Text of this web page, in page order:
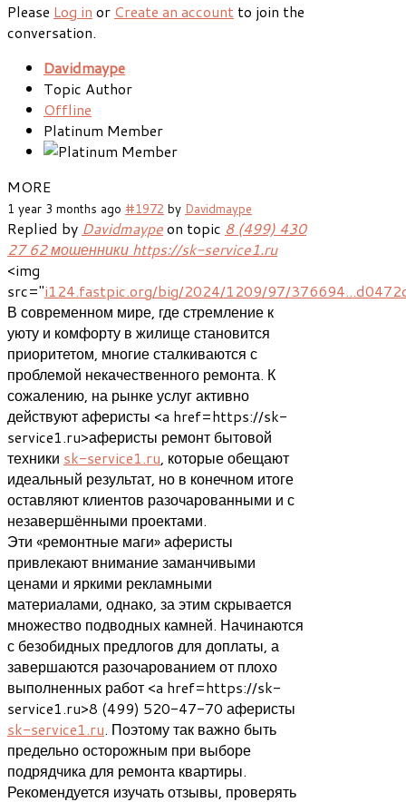
Please Log in or Create an account to join the
conversation.
Davidmaype
Topic Author
Offline
Platinum Member
MORE
1 year 3 months ago #1972 by Davidmaype
Replied by Davidmaypeon topic 8 (499) 430
27 62 мошенники https://sk-service1.ru
<img
src="i124.fastpic.org/big/2024/1209/97/
В современном мире, где стремление к
уюту и комфорту в жилище становится
приоритетом, многие сталкиваются с
проблемой некачественного ремонта. К
сожалению, на рынке услуг активно
действуют аферисты <a href=https://sk-
service1.ru>аферисты ремонт бытовой
техники sk-service1.ru, которые обещают
идеальный результат, но в конечном итоге
оставляют клиентов разочарованными и с
незавершёнными проектами.
Эти «ремонтные маги» аферисты
привлекают внимание заманчивыми
ценами и яркими рекламными
материалами, однако, за этим скрывается
множество подводных камней. Начинаются
с безобидных предлогов для доплаты, а
завершаются разочарованием от плохо
выполненных работ <a href=https://sk-
service1.ru>8 (499) 520-47-70 аферисты
sk-service1.ru. Поэтому так важно быть
предельно осторожным при выборе
подрядчика для ремонта квартиры.
Рекомендуется изучать отзывы, проверять